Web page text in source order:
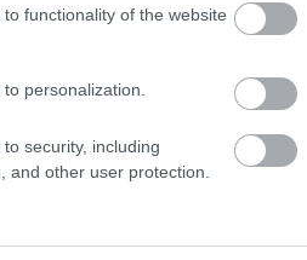
functionality of the website
personalization.
security, including
and other user protection.